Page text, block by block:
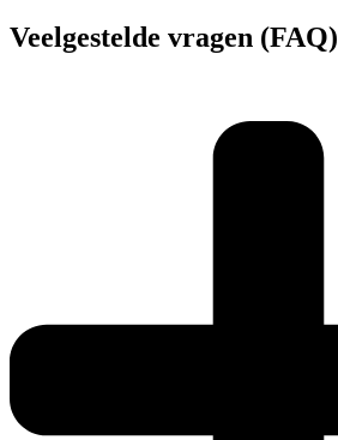
Veelgestelde vragen (FAQ)